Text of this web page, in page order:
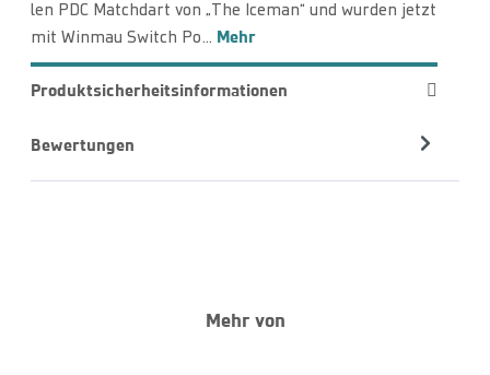
len PDC Matchdart von „The Iceman“ und wurden jetzt
mit Winmau Switch Po… Mehr
Produktsicherheitsinformationen
Bewertungen
Mehr von